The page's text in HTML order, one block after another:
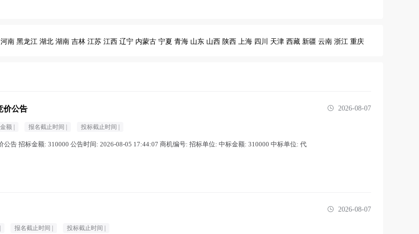
河南 黑龙江 湖北 湖南 吉林 江苏 江西 辽宁 内蒙古 宁夏 青海 山东 山西 陕西 上海 四川 天津 西藏 新疆 云南 浙江 重庆
价公告
额 | 报名截止时间 | 投标截止时间 |
公告 招标金额: 310000 公告时间: 2026-08-05 17:44:07 商机编号: 招标单位: 中标金额: 310000 中标单位: 代
2026-08-07
报名截止时间 | 投标截止时间 |
2026-08-07